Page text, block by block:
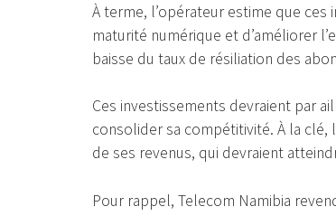
À terme, l’opérateur estime que
maturité numérique et d’améliorer
baisse du taux de résiliation des
Ces investissements devraient par
consolider sa compétitivité. À la clé,
de ses revenus, qui devraient
Pour rappel, Telecom Namibia